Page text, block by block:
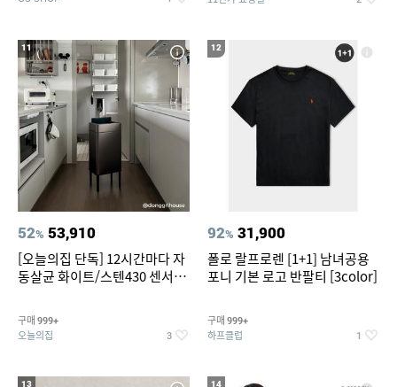
11
52% 53,910
[오늘의집 단독] 12시간마다 자
동살균 화이트/스텐430 센서휴
구매 999+
오늘의집 3
12
92% 31,900
폴로 랄프로렌 [1+1] 남녀공용
포니 기본 로고 반팔티 [3color]
구매 999+
하프클럽 1
13 14